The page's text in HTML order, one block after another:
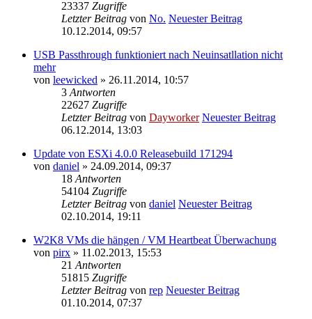
23337 Zugriffe
Letzter Beitrag von No. Neuester Beitrag
10.12.2014, 09:57
USB Passthrough funktioniert nach Neuinsatllation nicht
mehr
von leewicked » 26.11.2014, 10:57
3 Antworten
22627 Zugriffe
Letzter Beitrag von Dayworker Neuester Beitrag
06.12.2014, 13:03
Update von ESXi 4.0.0 Releasebuild 171294
von daniel » 24.09.2014, 09:37
18 Antworten
54104 Zugriffe
Letzter Beitrag von daniel Neuester Beitrag
02.10.2014, 19:11
W2K8 VMs die hängen / VM Heartbeat Überwachung
von pirx » 11.02.2013, 15:53
21 Antworten
51815 Zugriffe
Letzter Beitrag von rep Neuester Beitrag
01.10.2014, 07:37